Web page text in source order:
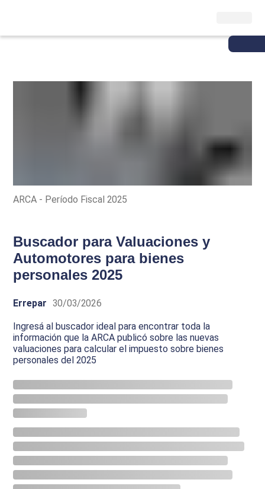
ARCA - Período Fiscal 2025
Buscador para Valuaciones y
Automotores para bienes
personales 2025
Errepar 30/03/2026
Ingresá al buscador ideal para encontrar toda la
información que la ARCA publicó sobre las nuevas
valuaciones para calcular el impuesto sobre bienes
personales del 2025